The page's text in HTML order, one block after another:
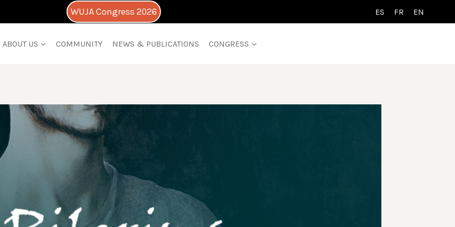
WUJA Congress 2026 ES FR EN
ABOUT US COMMUNITY NEWS & PUBLICATIONS CONGRESS